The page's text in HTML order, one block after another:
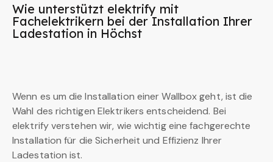
Wie unterstützt elektrify mit
Fachelektrikern bei der Installation Ihrer
Ladestation in Höchst
Wenn es um die Installation einer Wallbox geht, ist die
Wahl des richtigen Elektrikers entscheidend. Bei
elektrify verstehen wir, wie wichtig eine fachgerechte
Installation für die Sicherheit und Effizienz Ihrer
Ladestation ist.